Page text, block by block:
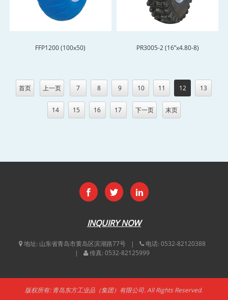
FFP1200 (100x50) PR3005-2 (16”x4.80-8)
首页 上一页 7 8 9 10 11 12 13
14 15 16 17 下一页 末页
INQUIRY NOW
地址: 山东省青岛市黄岛区滨湖路77号 电话: 0532-82120388
传真: 0532-82125999
版权所有: 青岛东方工业品（集团）有限公司. All Rights Reserved.